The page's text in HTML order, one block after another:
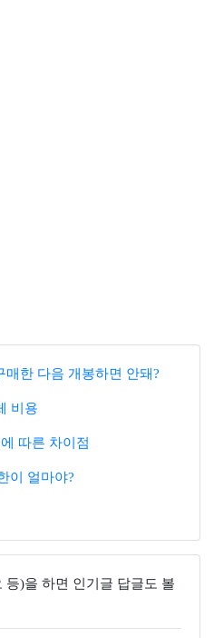
매한 다음 개봉하면 안돼?
비용
따른 차이점
이 얼마야?
등)을 하면 인기글 답글도 볼